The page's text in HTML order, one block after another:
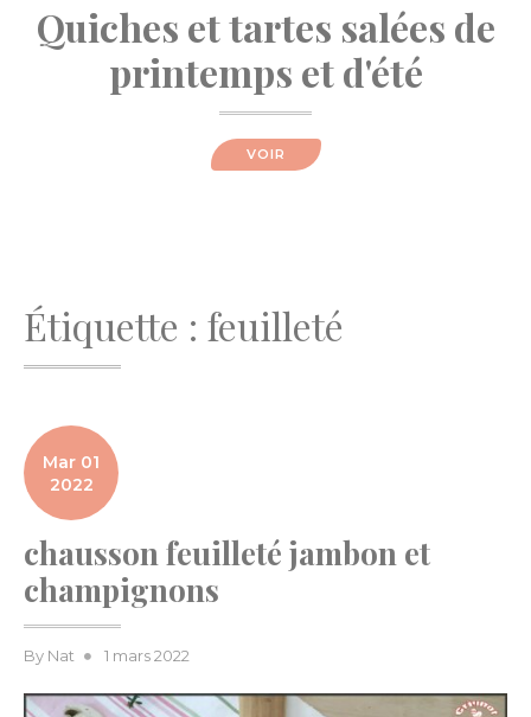
Quiches et tartes salées de
printemps et d'été
VOIR
Étiquette : feuilleté
Mar 01
2022
chausson feuilleté jambon et
champignons
By Nat
Posted
1 mars 2022